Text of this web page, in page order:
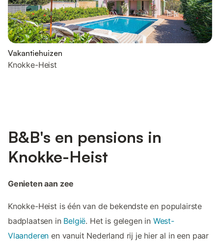
Vakantiehuizen
Knokke-Heist
B&B's en pensions in
Knokke-Heist
Genieten aan zee
Knokke-Heist is één van de bekendste en populairste
badplaatsen in België. Het is gelegen in West-
Vlaanderen en vanuit Nederland rij je hier al in een paar